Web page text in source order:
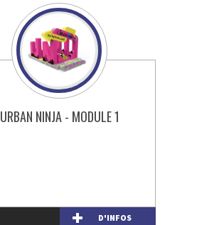
URBAN NINJA - MODULE 1
D'INFOS